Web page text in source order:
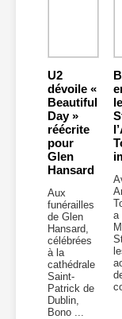
U2
dévoile «
Beautiful
Day »
réécrite
pour
Glen
Hansard
Aux
funérailles
de Glen
Hansard,
célébrées
à la
cathédrale
Saint-
Patrick de
Dublin,
Bono ...
a